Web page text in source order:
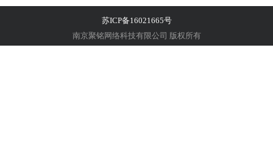
苏ICP备16021665号
南京聚铭网络科技有限公司 版权所有